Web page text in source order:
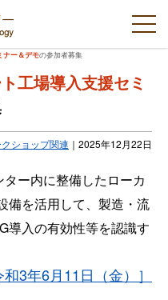
ナー＆デモの参加者募集
工場導入支援セミ
ショップ関連 ｜ 2025年12月22日
ー内に整備したローカ
備を活用して、製造・流
導入の有効性等を認識す
3年6月11日（金）］